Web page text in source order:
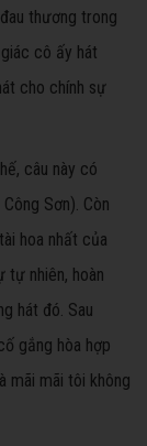
thương trong
cô ấy hát
cho chính sự
câu này có
Sơn). Còn
hoa nhất của
tự nhiên, hoàn
hát đó. Sau
gắng hòa hợp
mãi mãi tôi không